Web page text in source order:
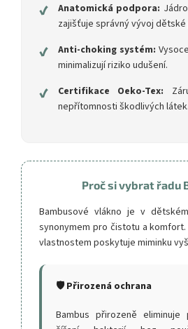
✔ Anatomická podpora:
zajišťuje správný vývoj
✔ Anti-choking systém:
minimalizují riziko udušení.
✔ Certifikace Oeko-Tex:
nepřítomnosti škodlivých látek.
Proč si vybrat řadu
Bambusové vlákno je v
synonymem pro čistotu a komfort.
vlastnostem poskytuje miminku
🛡️ Přirozená ochrana
Bambus přirozeně